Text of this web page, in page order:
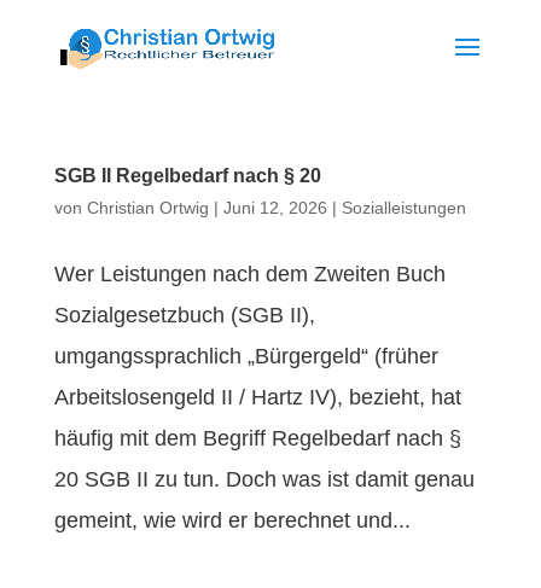
SGB II Regelbedarf nach § 20
von Christian Ortwig | Juni 12, 2026 | Sozialleistungen
Wer Leistungen nach dem Zweiten Buch
Sozialgesetzbuch (SGB II),
umgangssprachlich „Bürgergeld“ (früher
Arbeitslosengeld II / Hartz IV), bezieht, hat
häufig mit dem Begriff Regelbedarf nach §
20 SGB II zu tun. Doch was ist damit genau
gemeint, wie wird er berechnet und...